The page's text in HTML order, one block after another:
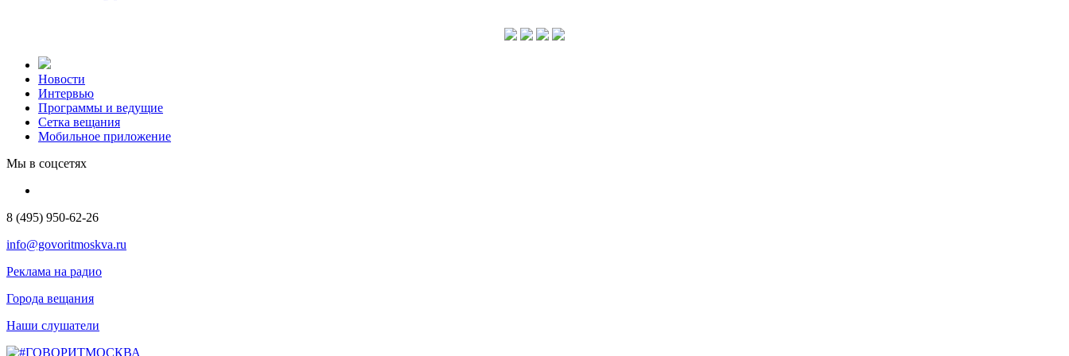
Новости
Интервью
Программы и ведущие
Сетка вещания
Мобильное приложение
Мы в соцсетях
8 (495) 950-62-26
info@govoritmoskva.ru
Реклама на радио
Города вещания
Наши слушатели